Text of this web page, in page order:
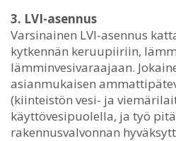
3. LVI-asennus
Varsinainen LVI-asennus
kytkennän keruupiiriin,
lämminvesivaraajaan.
asianmukaisen
(kiinteistön vesi- ja
käyttövesipuolella, ja työ
rakennusvalvonnan